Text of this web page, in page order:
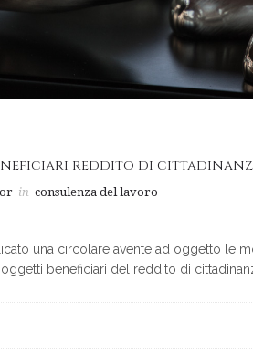
reddito di
in consulenza del lavoro
una circolare avente ad oggetto le
beneficiari del reddito di